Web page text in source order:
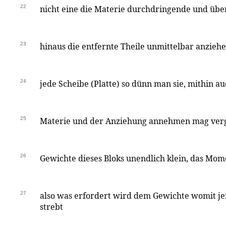
22 nicht eine die Materie durchdringende und
23 hinaus die entfernte Theile unmittelbar
24 jede Scheibe (Platte) so dünn man sie, mithin
25 Materie und der Anziehung annehmen mag
26 Gewichte dieses Bloks unendlich klein, das
27
also was erfordert wird dem Gewichte womit
strebt